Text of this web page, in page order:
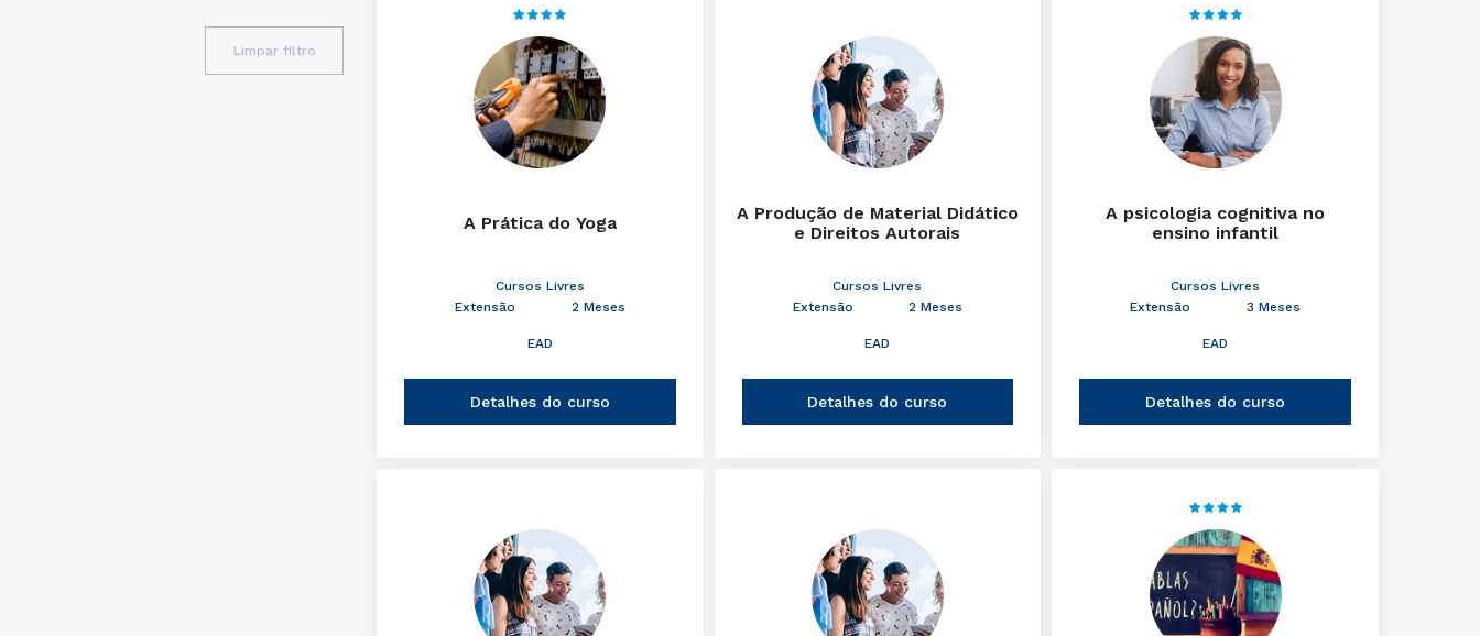
Limpar filtro
A Prática do Yoga
Cursos Livres
Extensão
2 Meses
EAD
Detalhes do curso
A Produção de Material Didático
e Direitos Autorais
Cursos Livres
Extensão
2 Meses
EAD
Detalhes do curso
A psicologia cognitiva no
ensino infantil
Cursos Livres
Extensão
3 Meses
EAD
Detalhes do curso